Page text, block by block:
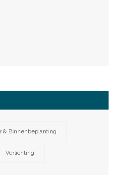
& Binnenbeplanting
Verlichting